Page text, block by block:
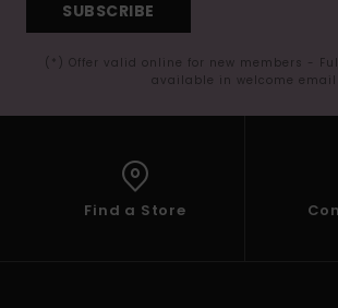
SUBSCRIBE
(*) Offer valid online for new members -
available in welcome email
Find a Store